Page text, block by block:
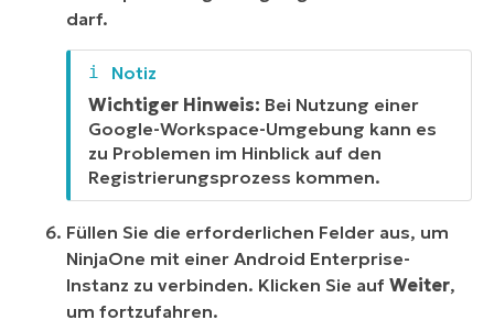
darf.
Wichtiger Hinweis: Bei Nutzung einer
Google-Workspace-Umgebung kann es
zu Problemen im Hinblick auf den
Registrierungsprozess kommen.
Füllen Sie die erforderlichen Felder aus, um
NinjaOne mit einer Android Enterprise-
Instanz zu verbinden. Klicken Sie auf Weiter,
um fortzufahren.